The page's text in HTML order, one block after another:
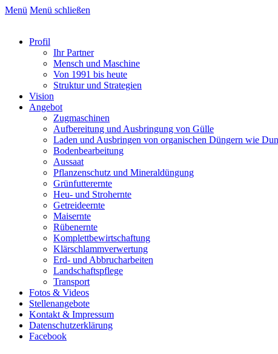
Menü Menü schließen
Profil
Ihr Partner
Mensch und Maschine
Von 1991 bis heute
Struktur und Strategien
Vision
Angebot
Zugmaschinen
Aufbereitung und Ausbringung von Gülle
Laden und Ausbringen von organischen Düngern wie
Bodenbearbeitung
Aussaat
Pflanzenschutz und Mineraldüngung
Grünfutterernte
Heu- und Strohernte
Getreideernte
Maisernte
Rübenernte
Komplettbewirtschaftung
Klärschlammverwertung
Erd- und Abbrucharbeiten
Landschaftspflege
Transport
Fotos & Videos
Stellenangebote
Kontakt & Impressum
Datenschutzerklärung
Facebook